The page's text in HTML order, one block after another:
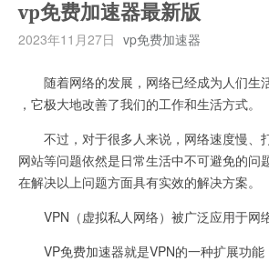
vp免费加速器最新版
2023年11月27日 vp免费加速器
随着网络的发展，网络已经成为人们生
，它极大地改善了我们的工作和生活方式。
不过，对于很多人来说，网络速度慢、
网站等问题依然是日常生活中不可避免的问
在解决以上问题方面具有实效的解决方案。
VPN（虚拟私人网络）被广泛应用于网络
VP免费加速器就是VPN的一种扩展功能